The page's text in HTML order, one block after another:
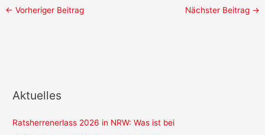
← Vorheriger Beitrag Nächster Beitrag →
Aktuelles
Ratsherrenerlass 2026 in NRW: Was ist bei